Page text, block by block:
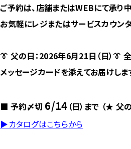
ご予約は、店舗またはWEBにて承り中
お気軽にレジまたはサービスカウン
👔 父の日：2026年6月21日（日）👔
メッセージカードを添えてお届けしま
■ 予約〆切 6/14 （日）まで （★
▶カタログはこちらから